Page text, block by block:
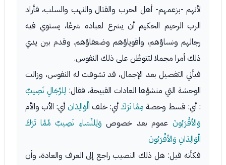
لأنهم -بزعمهم- أهل الحرب والقتال والنهب والسلب، فأراد
الرب الرحيم الحكيم أن يشرع لعباده شرعًا، يستوي فيه
رجالهم ونساؤهم، وأقوياؤهم وضعفاؤهم. وقدم بين يدي
ذلك أمرا مجملا لتتوطَّن على ذلك النفوس.
فيأتي التفصيل بعد الإجمال، قد تشوفت له النفوس، وزالت
الوحشة التي منشؤها العادات القبيحة، فقال: لِلرِّجَالِ نَصِيبٌ
: أي: قسط وحصة مِمَّا تَرَكَأي: خلف الْوَالِدَان أي: الأب والأم
وَالأقْرَبُونَعموم بعد خصوص وَلِلنِّسَاءِ نَصِيبٌ مِّمَّا تَرَكَ
الْوَالِدَانِ وَالأقْرَبُونَ
فكأنه قيل: هل ذلك النصيب راجع إلى العرف والعادة، وأن